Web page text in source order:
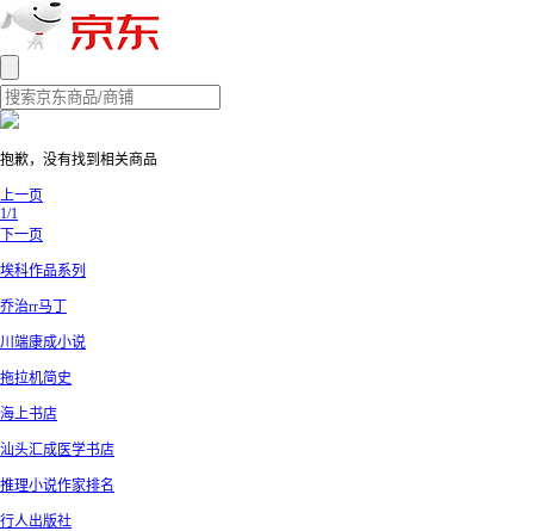
抱歉，没有找到相关商品
上一页
1/1
下一页
埃科作品系列
乔治rr马丁
川端康成小说
拖拉机简史
海上书店
汕头汇成医学书店
推理小说作家排名
行人出版社